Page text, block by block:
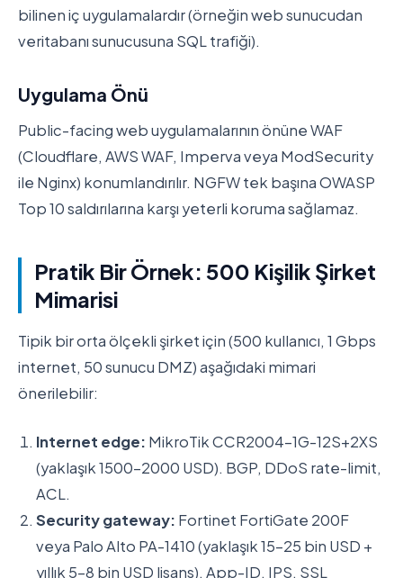
bilinen iç uygulamalardır (örneğin web sunucudan
veritabanı sunucusuna SQL trafiği).
Uygulama Önü
Public-facing web uygulamalarının önüne WAF
(Cloudflare, AWS WAF, Imperva veya ModSecurity
ile Nginx) konumlandırılır. NGFW tek başına OWASP
Top 10 saldırılarına karşı yeterli koruma sağlamaz.
Pratik Bir Örnek: 500 Kişilik Şirket
Mimarisi
Tipik bir orta ölçekli şirket için (500 kullanıcı, 1 Gbps
internet, 50 sunucu DMZ) aşağıdaki mimari
önerilebilir:
Internet edge: MikroTik CCR2004-1G-12S+2XS
(yaklaşık 1500-2000 USD). BGP, DDoS rate-limit,
ACL.
Security gateway: Fortinet FortiGate 200F
veya Palo Alto PA-1410 (yaklaşık 15-25 bin USD +
yıllık 5-8 bin USD lisans). App-ID, IPS, SSL